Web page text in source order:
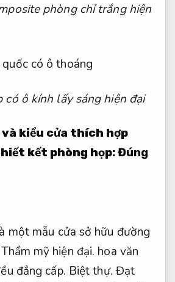
phòng chỉ trắng hiện
có ô kính lấy sáng hiện đại
và kiểu cửa thích hợp
kết phòng họp:Đúng
một mẫu cửa sở hữu đường
Thẩm mỹ hiện đại. hoa văn
đẳng cấp. Biệt thự. Đạt